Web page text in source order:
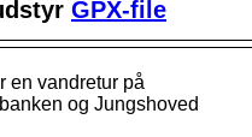
GPX-file
en vandretur på
og Jungshoved